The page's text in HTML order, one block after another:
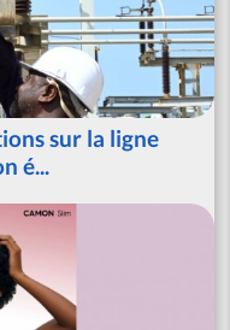
sur la ligne
é...